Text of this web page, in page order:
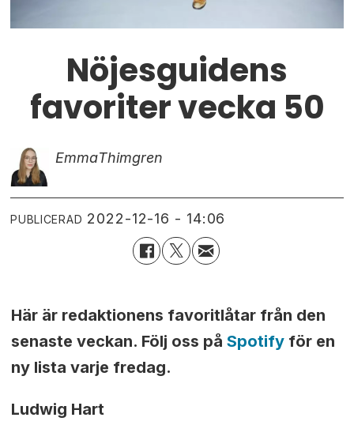
Nöjesguidens
favoriter vecka 50
EmmaThimgren
PUBLICERAD 2022-12-16 - 14:06
Här är redaktionens favoritlåtar från den
senaste veckan. Följ oss på Spotifyför en
ny lista varje fredag.
Ludwig Hart